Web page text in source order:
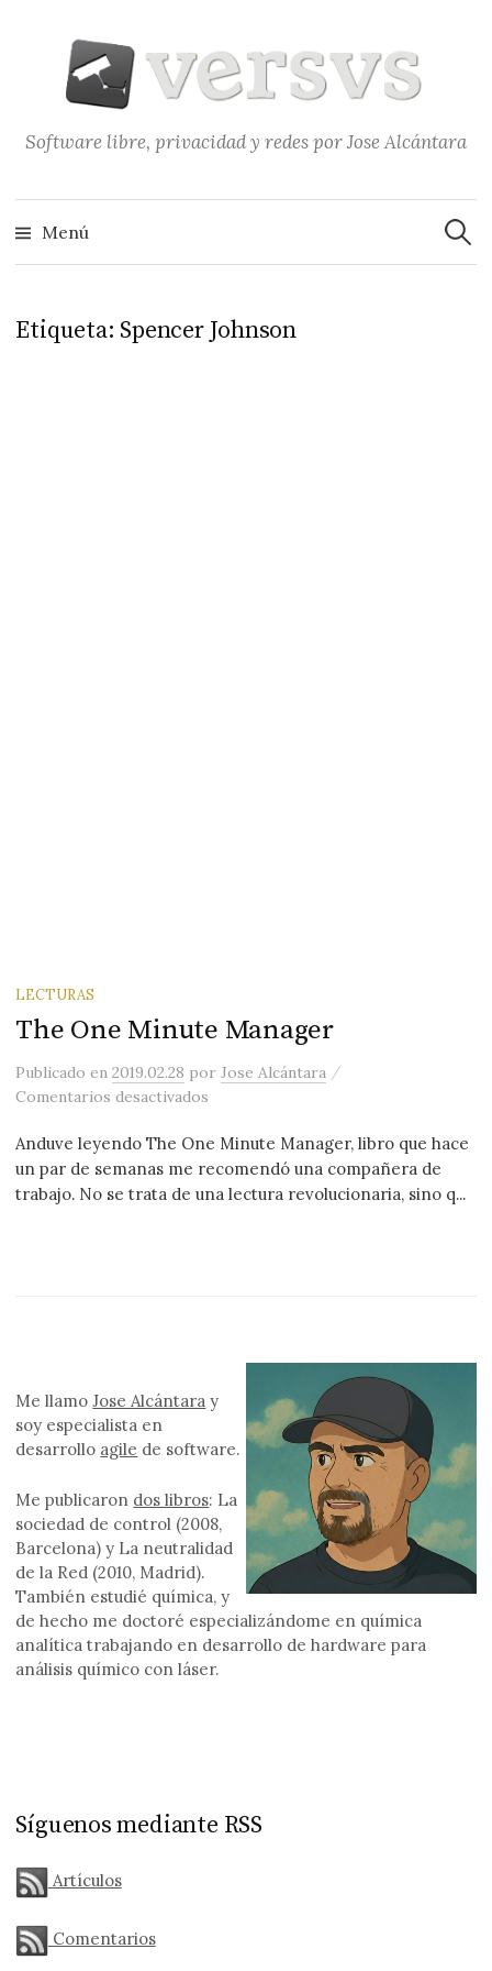
contenido
Software libre, privacidad y redes por Jose Alcántara
Menú
Etiqueta: Spencer Johnson
LECTURAS
The One Minute Manager
Publicadoen2019.02.28 porJose Alcántara /
Comentarios desactivados
Anduve leyendo The One Minute Manager, libro que hace
un par de semanas me recomendó una compañera de
trabajo. No se trata de una lectura revolucionaria, sino q...
Me llamoJose Alcántara y
soy especialista en
desarrollo agile de software.
Me publicaron dos libros: La
sociedad de control (2008,
Barcelona) y La neutralidad
de la Red (2010, Madrid).
También estudié química, y
de hecho me doctoré especializándome en química
analítica trabajando en desarrollo de hardware para
análisis químico con láser.
Síguenos mediante RSS
Artículos
Comentarios